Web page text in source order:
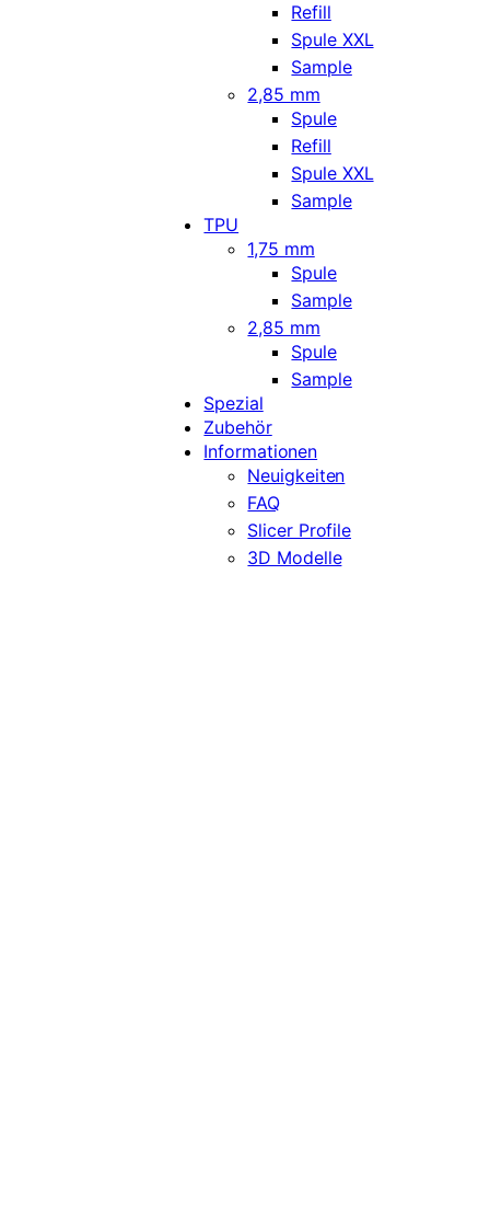
Refill
Spule XXL
Sample
2,85 mm
Spule
Refill
Spule XXL
Sample
TPU
1,75 mm
Spule
Sample
2,85 mm
Spule
Sample
Spezial
Zubehör
Informationen
Neuigkeiten
FAQ
Slicer Profile
3D Modelle